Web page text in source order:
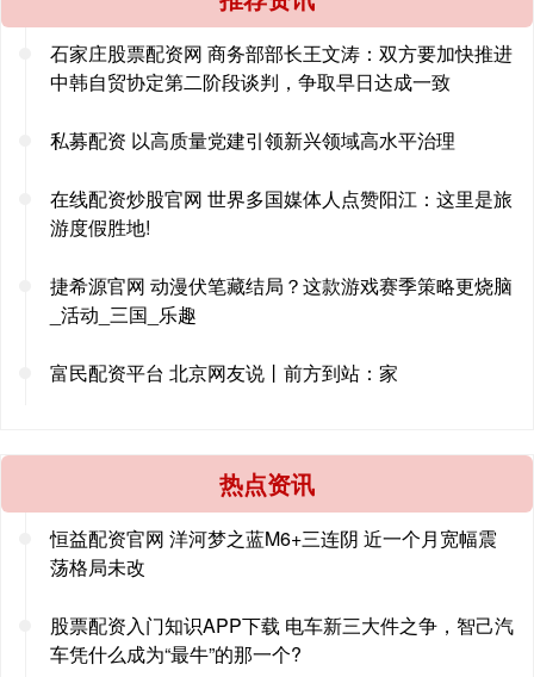
石家庄股票配资网 商务部部长王文涛：双方要加快推进
中韩自贸协定第二阶段谈判，争取早日达成一致
私募配资 以高质量党建引领新兴领域高水平治理
在线配资炒股官网 世界多国媒体人点赞阳江：这里是旅
游度假胜地!
捷希源官网 动漫伏笔藏结局？这款游戏赛季策略更烧脑
_活动_三国_乐趣
富民配资平台 北京网友说丨前方到站：家
热点资讯
恒益配资官网 洋河梦之蓝M6+三连阴 近一个月宽幅震
荡格局未改
股票配资入门知识APP下载 电车新三大件之争，智己汽
车凭什么成为“最牛”的那一个?